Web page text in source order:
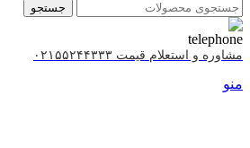
جستجو
مشاوره و استعلام قیمت ۰۲۱۵۵۲۴۴۳۳۳
منو